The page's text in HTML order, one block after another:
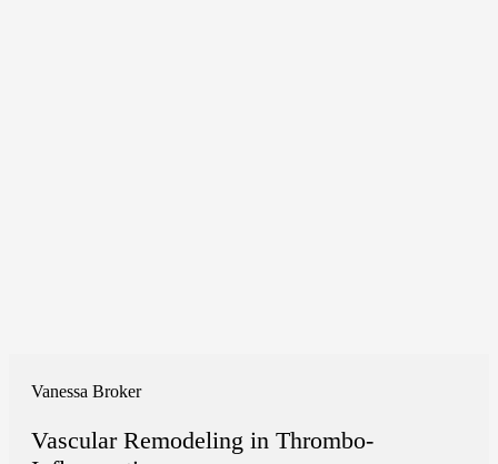
Vanessa Broker
Vascular Remodeling in Thrombo-